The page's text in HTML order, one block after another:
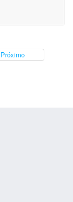
Próximo